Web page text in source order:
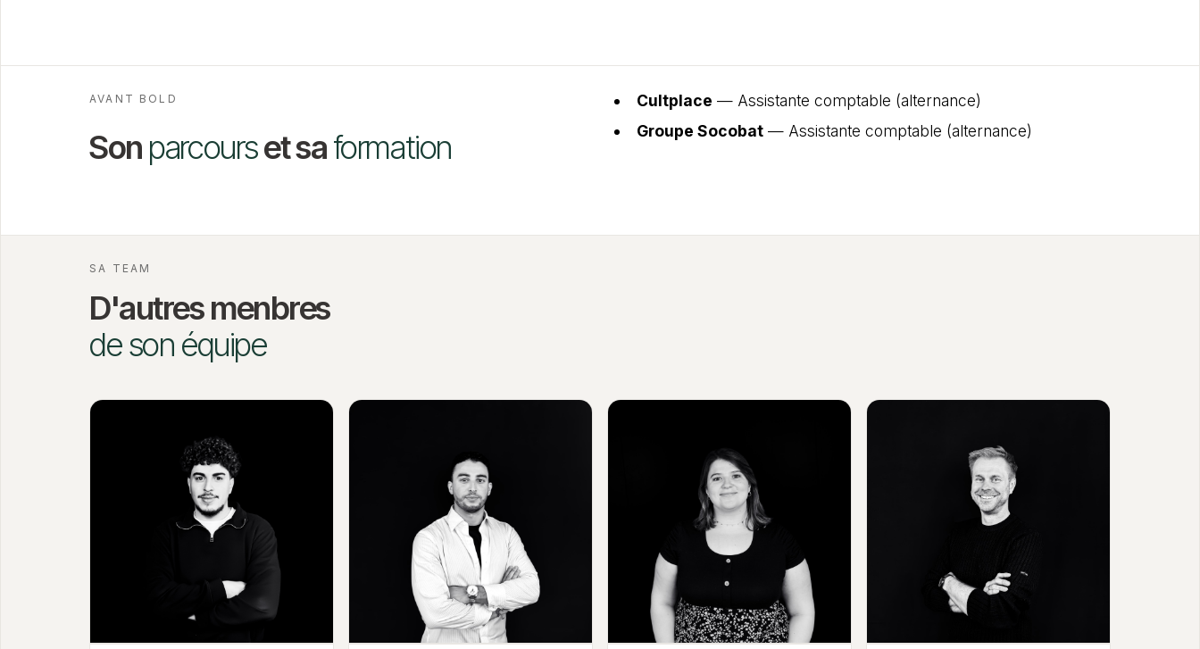
AVANT BOLD
Son parcourset saformation
Cultplace — Assistante comptable (alternance)
Groupe Socobat— Assistante comptable (alternance)
SA TEAM
D'autres menbres
de son équipe